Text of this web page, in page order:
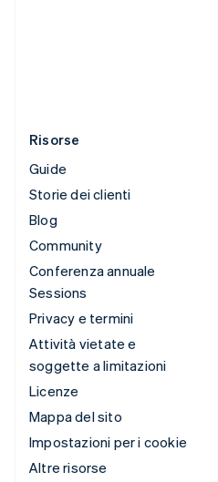
Risorse
Guide
Storie dei clienti
Blog
Community
Conferenza annuale
Sessions
Privacy e termini
Attività vietate e
soggette a limitazioni
Licenze
Mappa del sito
Impostazioni per i cookie
Altre risorse